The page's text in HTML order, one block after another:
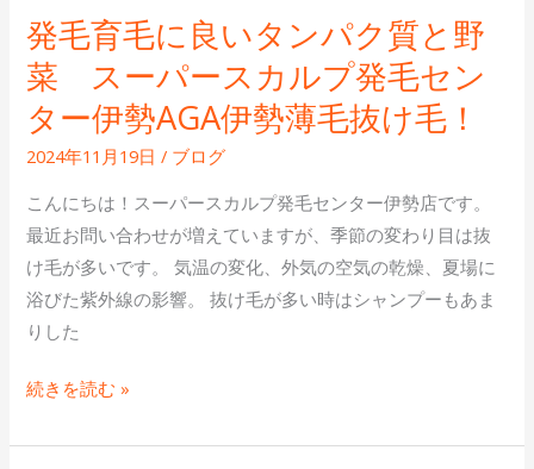
ー
ス
ー
パ
ー
カ
ル
プ！
発毛育毛に良いタンパク質と野
菜 スーパースカルプ発毛セン
ター伊勢AGA伊勢薄毛抜け毛！
2024年11月19日/ ブログ
こんにちは！スーパースカルプ発毛センター伊勢店です。
最近お問い合わせが増えていますが、季節の変わり目は抜
け毛が多いです。 気温の変化、外気の空気の乾燥、夏場に
浴びた紫外線の影響。 抜け毛が多い時はシャンプーもあま
りした
ル
プ
発
毛
セ
ン
タ
ー
伊
勢
伊
薄
続きを読む »